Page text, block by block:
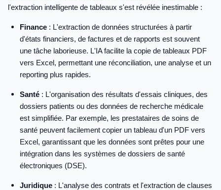
l'extraction intelligente de tableaux s'est révélée inestimable :
Finance : L'extraction de données structurées à partir
d'états financiers, de factures et de rapports est souvent
une tâche laborieuse. L'IA facilite la copie de tableaux PDF
vers Excel, permettant une réconciliation, une analyse et un
reporting plus rapides.
Santé : L'organisation des résultats d'essais cliniques, des
dossiers patients ou des données de recherche médicale
est simplifiée. Par exemple, les prestataires de soins de
santé peuvent facilement copier un tableau d'un PDF vers
Excel, garantissant que les données sont prêtes pour une
intégration dans les systèmes de dossiers de santé
électroniques (DSE).
Juridique : L'analyse des contrats et l'extraction de clauses